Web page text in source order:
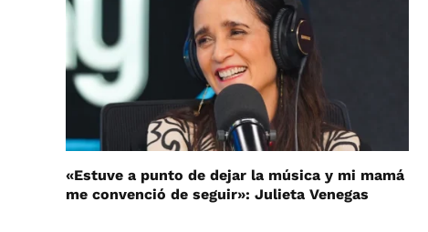
«Estuve a punto de dejar la música y mi mamá
me convenció de seguir»: Julieta Venegas